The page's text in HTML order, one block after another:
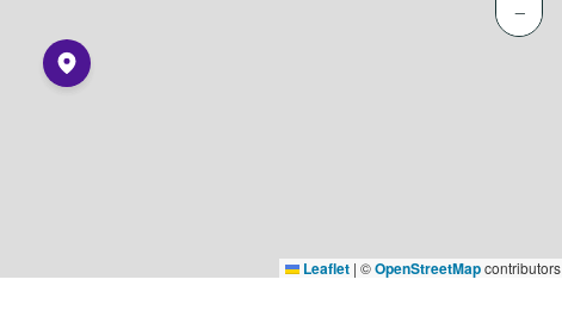
−
Leaflet | ©OpenStreetMapcontributors